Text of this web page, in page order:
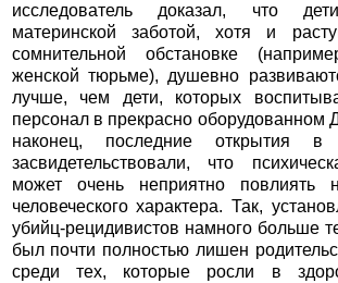
исследователь доказал, что
материнской заботой, хотя и
сомнительной обстановке
женской тюрьме), душевно
лучше, чем дети, которых
персонал в прекрасно оборудованном
наконец, последние открытия в
засвидетельствовали, что
может очень неприятно повлиять
человеческого характера. Так,
убийц-рецидивистов намного больше
был почти полностью лишен
среди тех, которые росли в